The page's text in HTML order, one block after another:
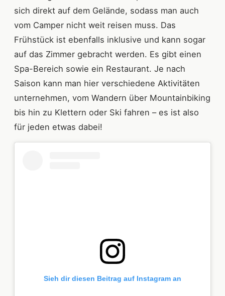
sich direkt auf dem Gelände, sodass man auch
vom Camper nicht weit reisen muss. Das
Frühstück ist ebenfalls inklusive und kann sogar
auf das Zimmer gebracht werden. Es gibt einen
Spa-Bereich sowie ein Restaurant. Je nach
Saison kann man hier verschiedene Aktivitäten
unternehmen, vom Wandern über Mountainbiking
bis hin zu Klettern oder Ski fahren – es ist also
für jeden etwas dabei!
Sieh dir diesen Beitrag auf Instagram an